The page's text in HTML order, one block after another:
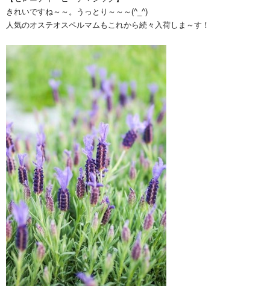
きれいですね～～。うっとり～～～(^_^)
人気のオステオスペルマムもこれから続々入荷しま～す！